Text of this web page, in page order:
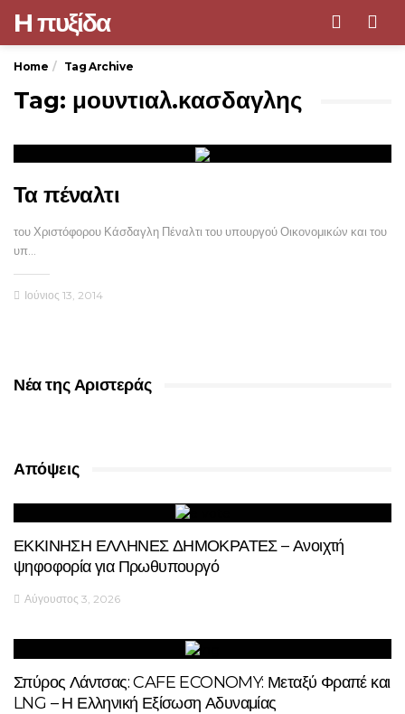
H πυξίδα
Home Tag Archive
Tag: μουντιαλ.κασδαγλης
Τα πέναλτι
του Χριστόφορου Κάσδαγλη Πέναλτι του υπουργού Οικονομικών και του
υπ…
Ιούνιος 13, 2014
Νέα της Αριστεράς
Απόψεις
ΕΚΚΙΝΗΣΗ ΕΛΛΗΝΕΣ ΔΗΜΟΚΡΑΤΕΣ – Ανοιχτή
ψηφοφορία για Πρωθυπουργό
Αύγουστος 3, 2026
Σπύρος Λάντσας: CAFE ECONOMY: Μεταξύ Φραπέ και
LNG – Η Ελληνική Εξίσωση Αδυναμίας